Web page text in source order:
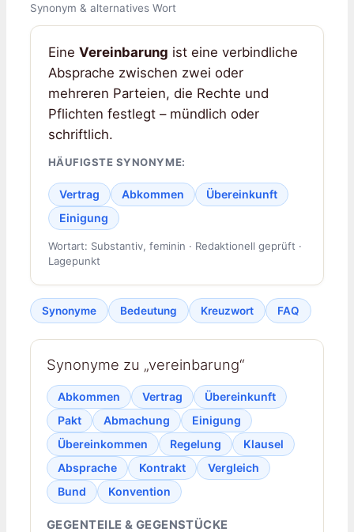
Synonym & alternatives Wort
Eine Vereinbarung ist eine verbindliche
Absprache zwischen zwei oder
mehreren Parteien, die Rechte und
Pflichten festlegt – mündlich oder
schriftlich.
HÄUFIGSTE SYNONYME:
Vertrag Abkommen
Übereinkunft
Einigung
Wortart: Substantiv, feminin · Redaktionell geprüft ·
Lagepunkt
Synonyme Bedeutung Kreuzwort FAQ
Synonyme zu „vereinbarung“
Abkommen Vertrag
Übereinkunft
Pakt
Abmachung
Einigung
Übereinkommen
Regelung
Klausel
Absprache
Kontrakt
Vergleich
Bund
Konvention
GEGENTEILE & GEGENSTÜCKE